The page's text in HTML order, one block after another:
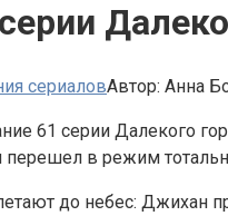
сериаловАвтор: Анна
61 серии Далекого
перешел в режим
до небес: Джихан